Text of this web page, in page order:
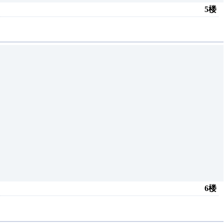
5楼
6楼